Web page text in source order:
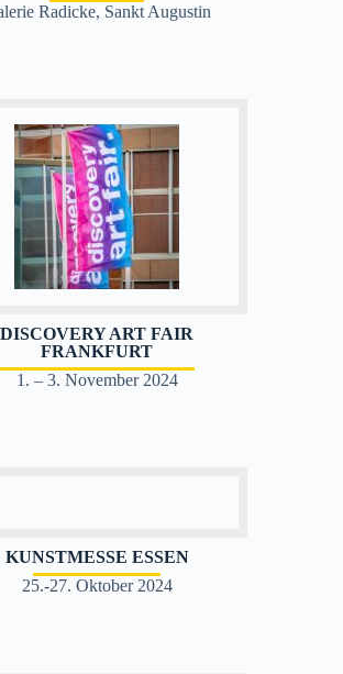
Radicke, Sankt Augustin
DISCOVERY ART FAIR
FRANKFURT
1. – 3. November 2024
KUNSTMESSE ESSEN
25.-27. Oktober 2024